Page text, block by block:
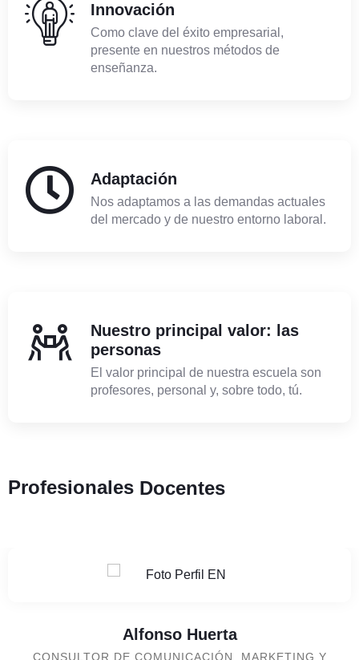
Innovación
Como clave del éxito empresarial,
presente en nuestros métodos de
enseñanza.
Adaptación
Nos adaptamos a las demandas actuales
del mercado y de nuestro entorno laboral.
Nuestro principal valor: las
personas
El valor principal de nuestra escuela son
profesores, personal y, sobre todo, tú.
Profesionales Docentes
Alfonso Huerta
CONSULTOR DE COMUNICACIÓN, MARKETING Y